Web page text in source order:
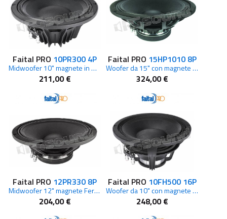
Faital PRO 10PR300 4P
Midwoofer 10" magnete in Neodimio 4ohm
211,00 €
Faital PRO 15HP1010 8P
Woofer da 15" con magnete in Ferrite da 8ohm
324,00 €
Faital PRO 12PR330 8P
Midwoofer 12" magnete Ferrite 8ohm
204,00 €
Faital PRO 10FH500 16P
Woofer da 10" con magnete in Ferrite da 16ohm
248,00 €